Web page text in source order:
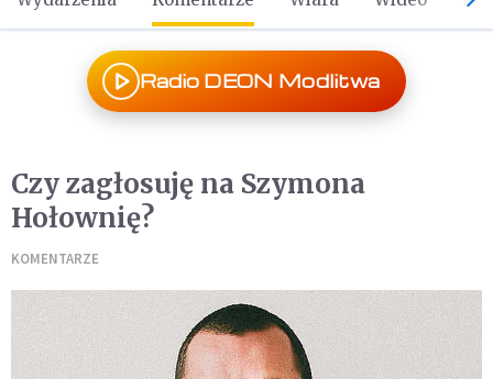
Radio DEON Modlitwa
Czy zagłosuję na Szymona
Hołownię?
KOMENTARZE